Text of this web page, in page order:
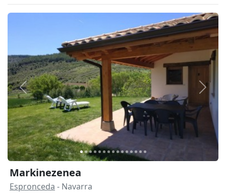
Anterior
Markinezenea
Espronceda - Navarra